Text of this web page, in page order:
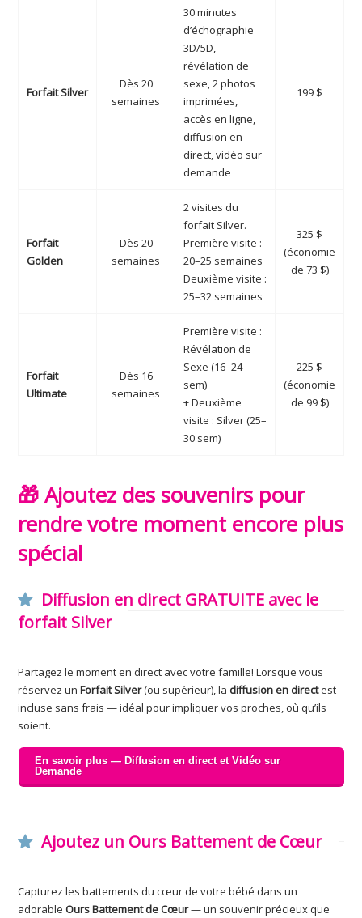
Forfait Silver
Dès 20
semaines
30 minutes
d’échographie
3D/5D,
révélation de
sexe, 2 photos
imprimées,
accès en ligne,
diffusion en
direct, vidéo sur
demande
199 $
Forfait
Golden
Dès 20
semaines
2 visites du
forfait Silver.
Première visite :
20–25 semaines
Deuxième visite :
25–32 semaines
325 $
(économie
de 73 $)
Forfait
Ultimate
Dès 16
semaines
Première visite :
Révélation de
Sexe (16–24
sem)
+ Deuxième
visite : Silver (25–
30 sem)
225 $
(économie
de 99 $)
🎁 Ajoutez des souvenirs pour
rendre votre moment encore plus
spécial
Diffusion en direct GRATUITE avec le
forfait Silver
Partagez le moment en direct avec votre famille! Lorsque vous
réservez unForfait Silver(ou supérieur), la diffusion en directest
incluse sans frais — idéal pour impliquer vos proches, où qu’ils
soient.
En savoir plus — Diffusion en direct et Vidéo sur
Demande
Ajoutez un Ours Battement de Cœur
Capturez les battements du cœur de votre bébé dans un
adorableOurs Battement de Cœur— un souvenir précieux que